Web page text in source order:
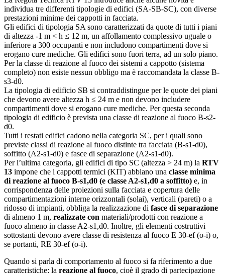
individua tre differenti tipologie di edifici (SA-SB-SC), con diverse
prestazioni minime dei cappotti in facciata.
Gli edifici di tipologia SA sono caratterizzati da quote di tutti i piani
di altezza -1 m < h ≤ 12 m, un affollamento complessivo uguale o
inferiore a 300 occupanti e non includono compartimenti dove si
erogano cure mediche. Gli edifici sono fuori terra, ad un solo piano.
Per la classe di reazione al fuoco dei sistemi a cappotto (sistema
completo) non esiste nessun obbligo ma è raccomandata la classe B-
s3-d0.
La tipologia di edificio SB si contraddistingue per le quote dei piani
che devono avere altezza h ≤ 24 m e non devono includere
compartimenti dove si erogano cure mediche. Per questa seconda
tipologia di edificio è prevista una classe di reazione al fuoco B-s2-
d0.
Tutti i restati edifici cadono nella categoria SC, per i quali sono
previste classi di reazione al fuoco distinte tra facciata (B-s1-d0),
soffitto (A2-s1-d0) e fasce di separazione (A2-s1-d0).
Per l’ultima categoria, gli edifici di tipo SC (altezza > 24 m) la RTV
13 impone che i cappotti termici (KIT) abbiano una classe minima
di reazione al fuoco B-s1,d0 (e classe A2-s1,d0 a soffitto) e, in
corrispondenza delle proiezioni sulla facciata e copertura delle
compartimentazioni interne orizzontali (solai), verticali (pareti) o a
ridosso di impianti, obbliga la realizzazione di fasce di separazione
di almeno 1 m, realizzate con materiali/prodotti con reazione a
fuoco almeno in classe A2-s1,d0. Inoltre, gli elementi costruttivi
sottostanti devono avere classe di resistenza al fuoco E 30-ef (o-i) o,
se portanti, RE 30-ef (o-i).
Quando si parla di comportamento al fuoco si fa riferimento a due
caratteristiche: la reazione al fuoco, cioè il grado di partecipazione